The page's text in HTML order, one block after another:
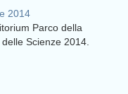
2014
Parco della
Scienze 2014.